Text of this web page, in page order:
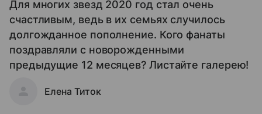
Для многих звезд 2020 год стал очень
счастливым, ведь в их семьях случилось
долгожданное пополнение. Кого фанаты
поздравляли с новорожденными
предыдущие 12 месяцев? Листайте галерею!
Елена Титок